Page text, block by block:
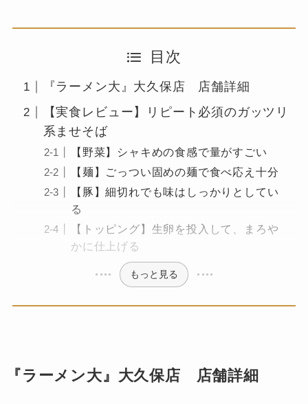
目次
『ラーメン大』大久保店 店舗詳細
【実食レビュー】リピート必須のガッツリ
系ませそば
【野菜】シャキめの食感で量がすごい
【麺】ごっつい固めの麺で食べ応え十分
【豚】細切れでも味はしっかりとしてい
る
【トッピング】生卵を投入して、まろや
かに仕上げる
もっと見る
『ラーメン大』大久保店 店舗詳細